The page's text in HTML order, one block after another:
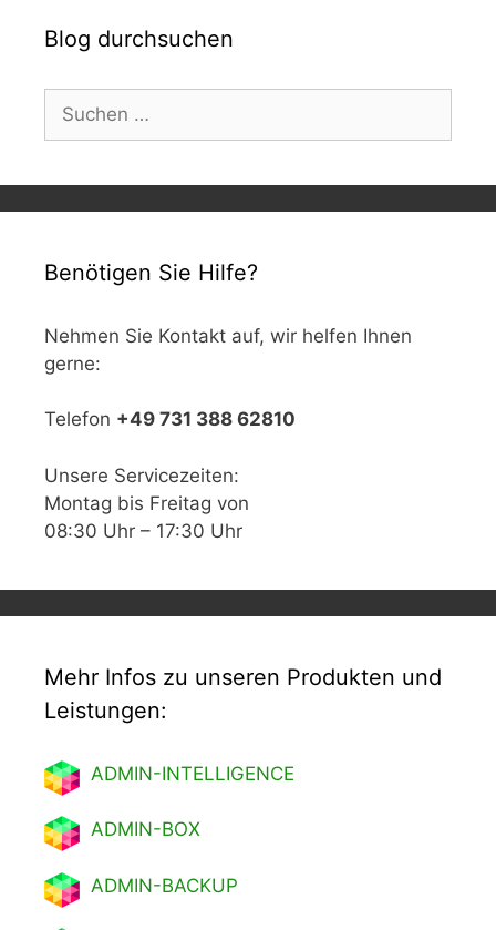
Blog durchsuchen
nach:
Benötigen Sie Hilfe?
Nehmen Sie Kontakt auf, wir helfen Ihnen
gerne:
Telefon +49 731 388 62810
Unsere Servicezeiten:
Montag bis Freitag von
08:30 Uhr – 17:30 Uhr
Mehr Infos zu unseren Produkten und
Leistungen:
ADMIN-INTELLIGENCE
ADMIN-BOX
ADMIN-BACKUP